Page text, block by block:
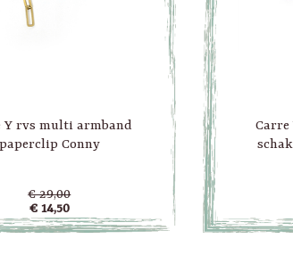
Y rvs multi armband
paperclip Conny
€ 29,00
€ 14,50